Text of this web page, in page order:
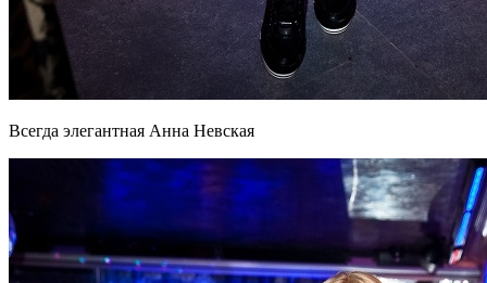
Всегда элегантная Анна Невская